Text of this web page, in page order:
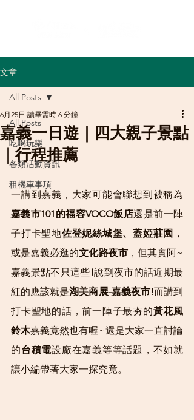
文章
All Posts
吃喝玩樂
各類活動資訊
租機車事項
All Posts
嘉義一日遊｜四大親子景點
｜行程推薦
6月25日 讀畢需時 6 分鐘
一講到嘉義，大家可能會聯想到被稱為
嘉義市101的福容VOCO飯店還是前一陣
子打卡聖地佐登妮絲城堡、蓋婭莊園 ，
或是嘉義必逛的文化路夜市，但其實阿~
嘉義景點不只這些!說到夜市的話近期最
紅的應該就是湖美商展-嘉義夜市!而講到
打卡聖地的話，前一陣子最夯的黃花風
鈴木嘉義竟然也有喔~還是大家一直討論
的台積電設廠在嘉義等等話題，不如就
讓小編帶著大家一探究竟。